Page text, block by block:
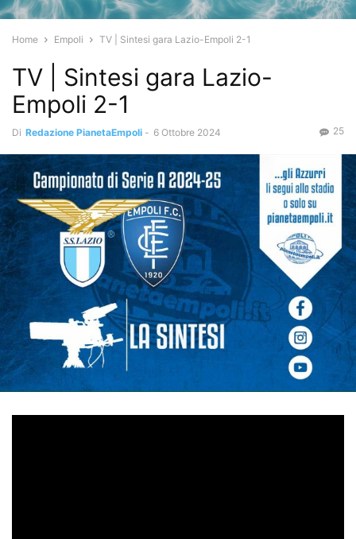
Home Empoli TV | Sintesi gara Lazio-Empoli 2-1
TV | Sintesi gara Lazio-
Empoli 2-1
Di Redazione PianetaEmpoli - 6 Ottobre 2024 25